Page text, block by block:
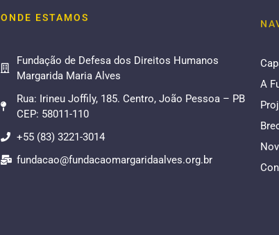
ONDE ESTAMOS
Fundação de Defesa dos Direitos Humanos
Margarida Maria Alves
Rua: Irineu Joffily, 185. Centro, João Pessoa – PB
CEP: 58011-110
+55 (83) 3221-3014
fundacao@fundacaomargaridaalves.org.br
A